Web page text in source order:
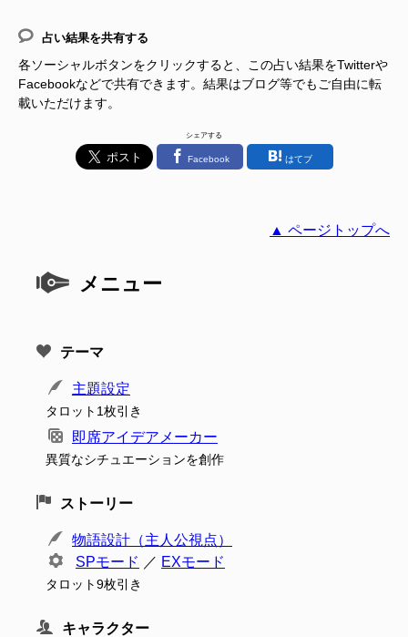
占い結果を共有する
各ソーシャルボタンをクリックすると、この占い結果をTwitterや
Facebookなどで共有できます。結果はブログ等でもご自由に転
載いただけます。
シェアする
Facebook はてブ
▲ ページトップへ
メニュー
テーマ
主題設定
タロット1枚引き
即席アイデアメーカー
異質なシチュエーションを創作
ストーリー
物語設計（主人公視点）
SPモード ／ EXモード
タロット9枚引き
キャラクター